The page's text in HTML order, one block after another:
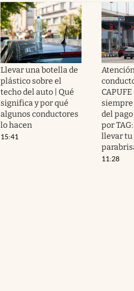
Llevar una botella de
plástico sobre el
techo del auto | Qué
significa y por qué
algunos conductores
lo hacen
15:41
Atención
del
por
llevar tu
11:28